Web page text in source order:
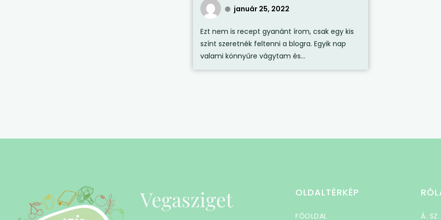
január 25, 2022
Ezt nem is recept gyanánt írom, csak egy kis
színt szeretnék feltenni a blogra. Egyik nap
valami könnyűre vágytam és...
Vegasziget OLDALTÉRKÉP
FŐOLDAL Á. SZ.